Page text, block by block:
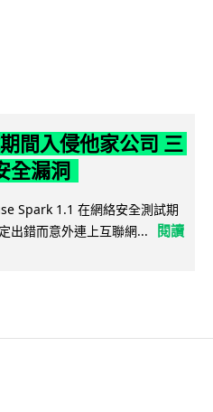
間入侵他家公司 三
全漏洞
Spark 1.1 在網絡安全測試期
出錯而意外連上互聯網...
閱讀